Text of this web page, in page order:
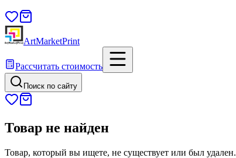
ArtMarketPrint
Рассчитать стоимость
Поиск по сайту
Товар не найден
Товар, который вы ищете, не существует или был удален.